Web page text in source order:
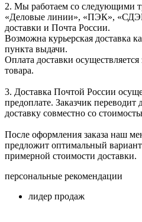
2. Мы работаем со следующими
«Деловые линии», «ПЭК»,
доставки и Почта России.
Возможна курьерская доставка
пункта выдачи.
Оплата доставки
товара.
3. Доставка Почтой России
предоплате. Заказчик переводит
доставку совместно со
После оформления заказа наш
предложит оптимальный вариант
примерной стоимости доставки.
персональные рекомендации
лидер продаж